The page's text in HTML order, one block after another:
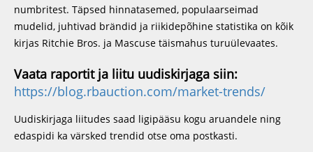
numbritest. Täpsed hinnatasemed, populaarseimad
mudelid, juhtivad brändid ja riikidepõhine statistika on kõik
kirjas Ritchie Bros. ja Mascuse täismahus turuülevaates.
Vaata raportit ja liitu uudiskirjaga siin:
https://blog.rbauction.com/market-trends/
Uudiskirjaga liitudes saad ligipääsu kogu aruandele ning
edaspidi ka värsked trendid otse oma postkasti.